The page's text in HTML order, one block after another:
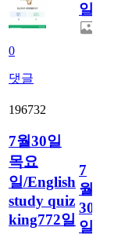
0
댓글
일
196732
7월30일
목요
일/English
study quiz
king772일
7
월
30
일